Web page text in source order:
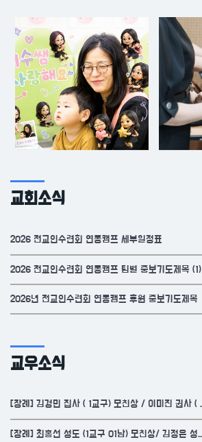
교회소식
2026 전교인수련회 연동캠프 세부일정표
2026 전교인수련회 연동캠프 팀별 중보기도제목 (1)
2026년 전교인수련회 연동캠프 후원 중보기도제목
교우소식
[장례] 김경민 집사 ( 1교구) 모친상 / 이미진 권사 ( 1교구 4여 ) 시모상
[장례] 최홍선 성도 (1교구 01남) 모친상/ 김정은 성도 (2교구) 시모상